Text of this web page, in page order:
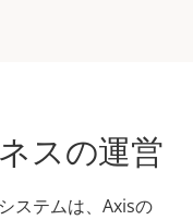
スの運営
ステムは、Axisの